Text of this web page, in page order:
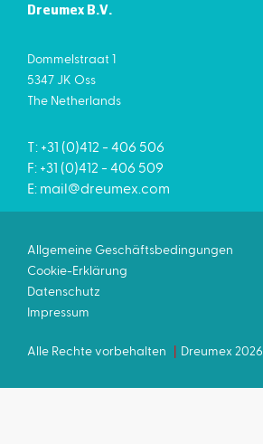
Dreumex B.V.
Dommelstraat 1
5347 JK Oss
The Netherlands
T: +31 (0)412 - 406 506
F: +31 (0)412 - 406 509
E: mail@dreumex.com
Allgemeine Geschäftsbedingungen
Cookie-Erklärung
Datenschutz
Impressum
Alle Rechte vorbehalten Dreumex 2026